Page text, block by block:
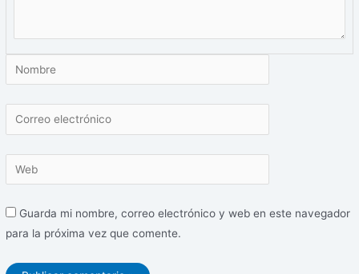
Nombre
Correo
electrónico
Web
Guarda mi nombre, correo electrónico y web en este navegador
para la próxima vez que comente.